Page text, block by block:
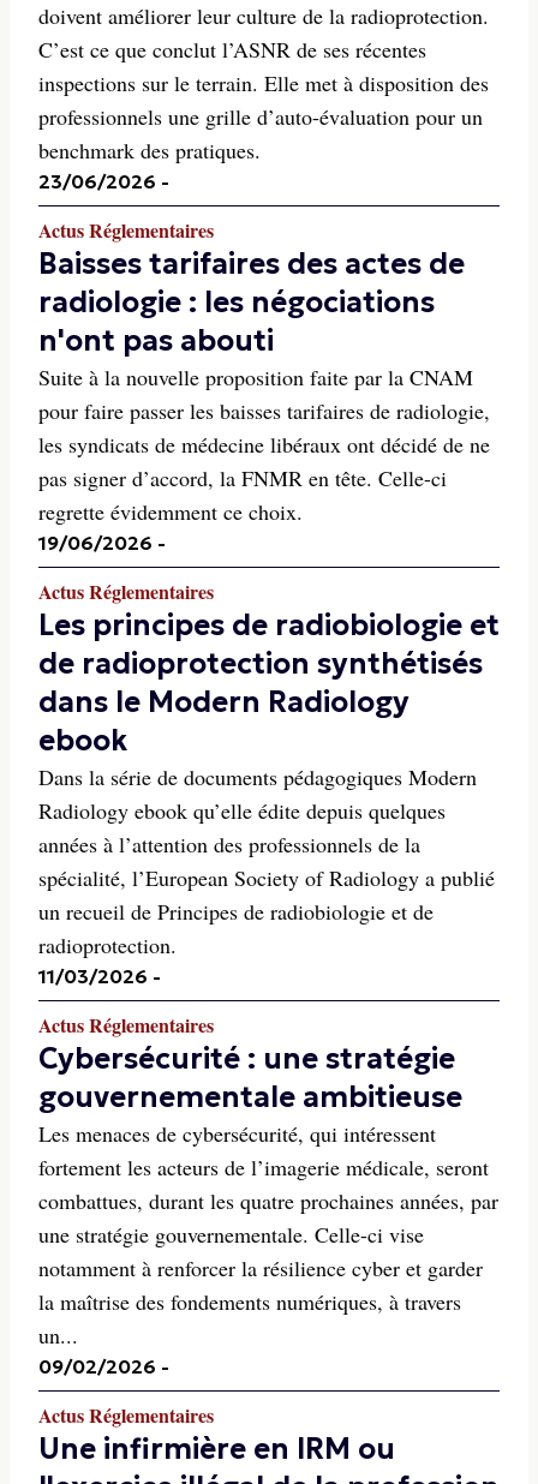
doivent améliorer leur culture de la radioprotection.
C’est ce que conclut l’ASNR de ses récentes
inspections sur le terrain. Elle met à disposition des
professionnels une grille d’auto-évaluation pour un
benchmark des pratiques.
23/06/2026 -
Actus Réglementaires
Baisses tarifaires des actes de
radiologie : les négociations
n'ont pas abouti
Suite à la nouvelle proposition faite par la CNAM
pour faire passer les baisses tarifaires de radiologie,
les syndicats de médecine libéraux ont décidé de ne
pas signer d’accord, la FNMR en tête. Celle-ci
regrette évidemment ce choix.
19/06/2026 -
Actus Réglementaires
Les principes de radiobiologie et
de radioprotection synthétisés
dans le Modern Radiology
ebook
Dans la série de documents pédagogiques Modern
Radiology ebook qu’elle édite depuis quelques
années à l’attention des professionnels de la
spécialité, l’European Society of Radiology a publié
un recueil de Principes de radiobiologie et de
radioprotection.
11/03/2026 -
Actus Réglementaires
Cybersécurité : une stratégie
gouvernementale ambitieuse
Les menaces de cybersécurité, qui intéressent
fortement les acteurs de l’imagerie médicale, seront
combattues, durant les quatre prochaines années, par
une stratégie gouvernementale. Celle-ci vise
notamment à renforcer la résilience cyber et garder
la maîtrise des fondements numériques, à travers
un...
09/02/2026 -
Actus Réglementaires
Une infirmière en IRM ou